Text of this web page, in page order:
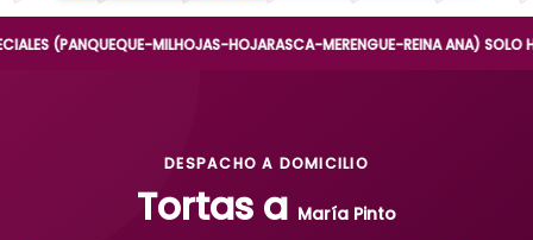
(PANQUEQUE-MILHOJAS-HOJARASCA-MERENGUE-REINA ANA) SOLO
DESPACHO A DOMICILIO
Tortas a María Pinto